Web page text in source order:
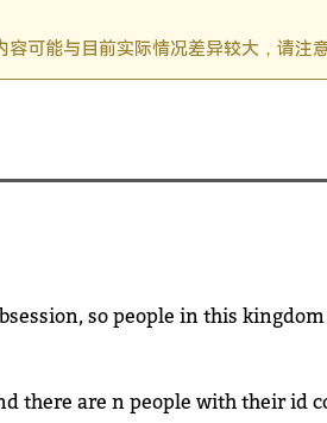
容可能与目前实际情况差异较大，请注
so people in this
there are n people with their id